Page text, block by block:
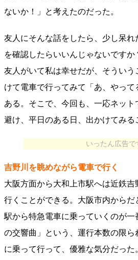
ないか！」と考えたのだった。
友人にそんな話をしたら、少し呆れ
を確認したらいいんじゃないです
友人がいて私は幸せだが、そうい
けて電車で行ってみて「あ、やっ
ある。そこで、今回も、一応ネッ
避け、平日のある日、出かけてみる
いったん広告で
吉野川を眺めながら電車で行く
大阪方面から大和上市駅へは近鉄吉
行くことができる。大阪市内からだ
駅から特急電車に乗っていくのが
の交響曲」という、運行本数の限
に乗って行って、優雅な気分だった